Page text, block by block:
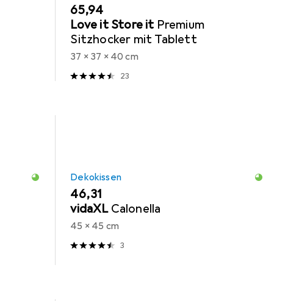
EUR
65,94
Love it Store it Premium
Sitzhocker mit Tablett
37 x 37 x 40 cm
23
Dekokissen
EUR
46,31
vidaXL Calonella
45 x 45 cm
3